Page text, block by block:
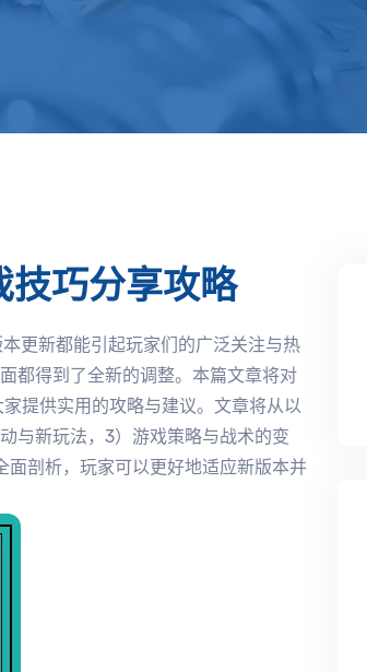
巧分享攻略
更新都能引起玩家们的广泛关注与热
都得到了全新的调整。本篇文章将对
提供实用的攻略与建议。文章将从以
与新玩法，3）游戏策略与战术的变
剖析，玩家可以更好地适应新版本并